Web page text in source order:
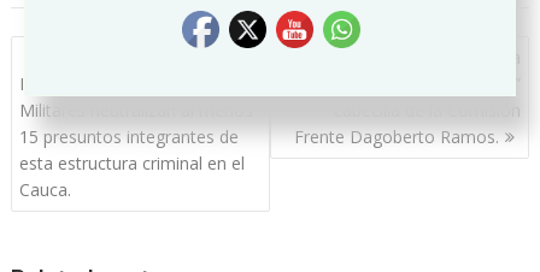
de
entradas
Iván Mordisco: Fuerzas
Militares neutralizan al menos
15 presuntos integrantes de
esta estructura criminal en el
Cauca.
cabecilla de la Comisión
Frente Dagoberto Ramos.